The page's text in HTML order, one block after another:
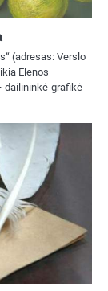
(adresas: Verslo
Elenos
dailininkė-grafikė